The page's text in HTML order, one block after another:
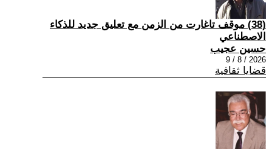
(38) موقف تاغارت من الزمن مع تعليق جديد للذكاء
الاصطناعي
حسين عجيب
2026 / 8 / 9
قضايا ثقافية